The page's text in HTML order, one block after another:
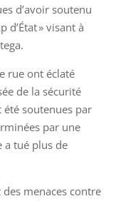
d’avoir soutenu
d’État » visant à
rue ont éclaté
de la sécurité
soutenues par
par une
a tué plus de
menaces contre